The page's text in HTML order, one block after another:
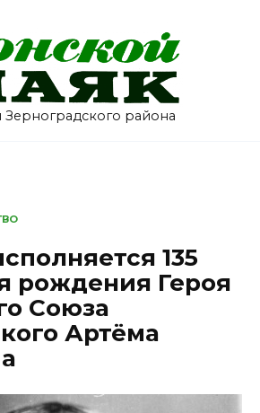
Зерноградского района
135
рождения Героя
Союза
Артёма